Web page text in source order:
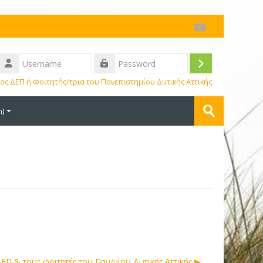
Log
ΔΕΠ ή Φοιτητής/τρια του Πανεπιστημίου Δυτικής Αττικής
Submit